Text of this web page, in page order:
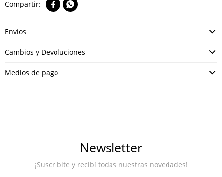
 
Envíos
Cambios y Devoluciones
Medios de pago
Newsletter
¡Suscribite y recibí todas nuestras novedades!